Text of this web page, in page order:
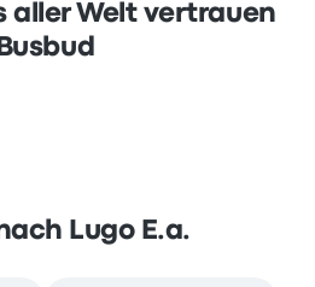
aller Welt vertrauen
Busbud
Lugo E.a.